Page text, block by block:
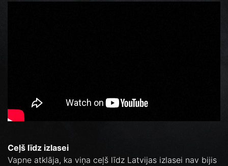
Ceļš līdz izlasei
Vapne atklāja, ka viņa ceļš līdz Latvijas izlasei nav bijis